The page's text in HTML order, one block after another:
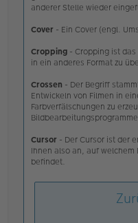
anderer Stelle wieder
Cover - Ein Cover (engl.
Cropping - Cropping ist
in ein anderes Format zu
Crossen - Der Begriff
Entwickeln von Filmen in
Farbverfälschungen zu
Cursor - Der Cursor ist der
Ihnen also an, auf welchem
befindet.